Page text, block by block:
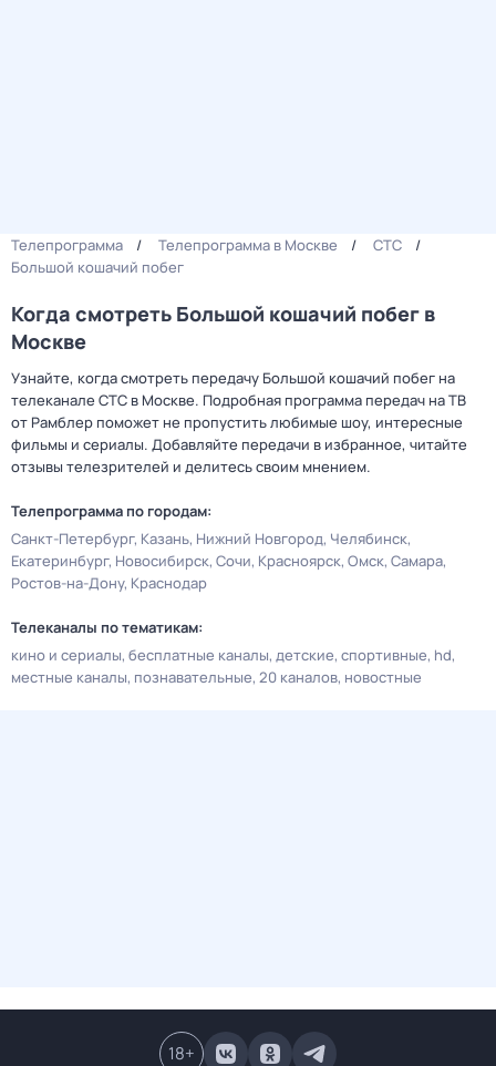
Телепрограмма Телепрограмма в Москве
СТС
Большой кошачий побег
Когда смотреть Большой кошачий побег в
Москве
Узнайте, когда смотреть передачу Большой кошачий побег на
телеканале СТС в Москве. Подробная программа передач на ТВ
от Рамблер поможет не пропустить любимые шоу, интересные
фильмы и сериалы. Добавляйте передачи в избранное, читайте
отзывы телезрителей и делитесь своим мнением.
Телепрограмма по городам:
Санкт-Петербург Казань Нижний Новгород Челябинск
Екатеринбург Новосибирск Сочи Красноярск Омск Самара
Ростов-на-Дону Краснодар
Телеканалы по тематикам:
кино и сериалы бесплатные каналы детские спортивные hd
местные каналы познавательные 20 каналов новостные
18+